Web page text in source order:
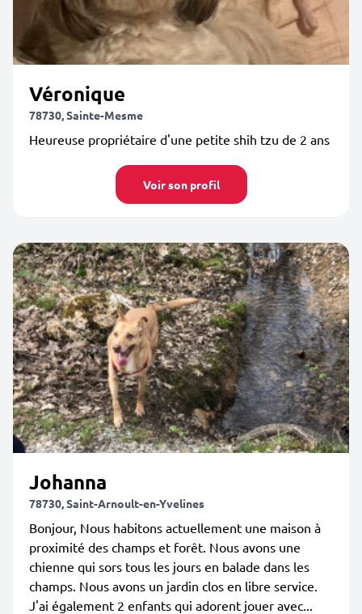
Véronique
78730, Sainte-Mesme
Heureuse propriétaire d'une petite shih tzu de 2 ans
Voir son profil
Johanna
78730, Saint-Arnoult-en-Yvelines
Bonjour, Nous habitons actuellement une maison à
proximité des champs et forêt. Nous avons une
chienne qui sors tous les jours en balade dans les
champs. Nous avons un jardin clos en libre service.
J'ai également 2 enfants qui adorent jouer avec...